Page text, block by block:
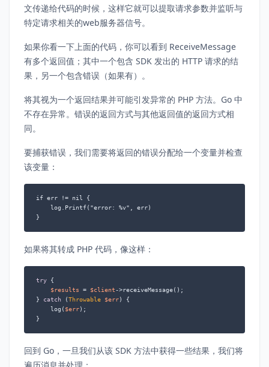
文传递给代码的时候，这样它就可以提取请求参数并监听与
特定请求相关的web服务器信号。
如果你看一下上面的代码，你可以看到 ReceiveMessage
有多个返回值；其中一个包含 SDK 发出的 HTTP 请求的结
果，另一个包含错误（如果有）。
将其视为一个返回结果并可能引发异常的 PHP 方法。Go 中
不存在异常。错误的返回方式与其他返回值的返回方式相
同。
要捕获错误，我们需要将返回的错误分配给一个变量并检查
该变量：
if err != nil {
    log.Printf("error: %v", err)
如果将其转成 PHP 代码，像这样：
try {
$results = $client->receiveMessage();
}
catch (Throwable $err) {
    log(
$err);
回到 Go，一旦我们从该 SDK 方法中获得一些结果，我们将